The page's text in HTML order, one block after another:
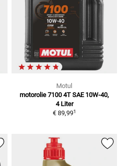
Motul
motorolie 7100 4T SAE 10W-40,
4 Liter
€ 89,991